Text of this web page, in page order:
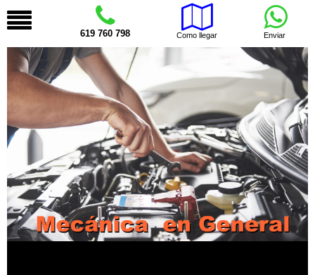
619 760 798 Como llegar Enviar